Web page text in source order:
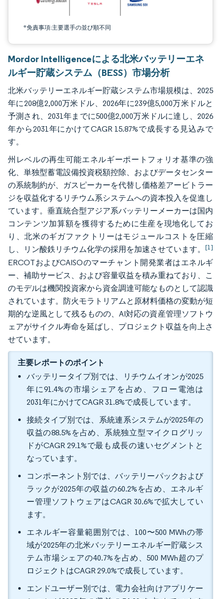
*免責事項:主要選手の並び順不同
Mordor Intelligenceによる北米バッテリーエネ
ルギー貯蔵システム（BESS）市場分析
北米バッテリーエネルギー貯蔵システム市場規模は、2025
年に208億2,000万米ドル、2026年に239億5,000万米ドルと
予測され、2031年までに500億2,000万米ドルに達し、2026
年から2031年にかけてCAGR 15.87%で成長する見込みで
す。
州レベルの再生可能エネルギーポートフォリオ基準の強
化、単独型蓄電設備投資税額控除、およびデータセンター
の系統制約が、ガスピーカーを代替し価格差アービトラー
ジを収益化するリチウム系システムへの資本投入を促進し
ています。垂直統合型アジア系バッテリーメーカーは国内
コンテンツ加算額を獲得するために生産を現地化してお
り、北米のギガファクトリーはモジュールコストを圧縮
し、リン酸鉄リチウム化学の採用を加速させています。 [1]
ERCOTおよびCAISOのマーチャント開発業者はエネルギ
ー、補助サービス、および容量収益を積み重ねており、こ
のモデルは機関投資家から資金調達可能なものとして認識
されています。防火モラトリアムと原材料価格の変動が短
期的な逆風として残るものの、AI対応の資産管理ソフトウ
ェアがサイクル寿命を延ばし、プロジェクト収益を向上さ
せています。
主要レポートのポイント
バッテリータイプ別では、リチウムイオンが2025
年に91.4%の市場シェアを占め、フロー電池は
2031年にかけてCAGR 31.8%で成長しています。
接続タイプ別では、系統連系システムが2025年の
収益の88.5%を占め、系統独立型マイクログリッ
ドがCAGR 29.1%で最も成長の速いセグメントと
なっています。
コンポーネント別では、バッテリーパックおよび
ラックが2025年の収益の60.2%を占め、エネルギ
ー管理ソフトウェアはCAGR 30.6%で拡大してい
ます。
エネルギー容量範囲別では、100〜500 MWhの帯
域が2025年の北米バッテリーエネルギー貯蔵シス
テム市場シェアの40.7%を占め、500 MWh超のプ
ロジェクトはCAGR 29.0%で成長しています。
エンドユーザー別では、電力会社向けアプリケー